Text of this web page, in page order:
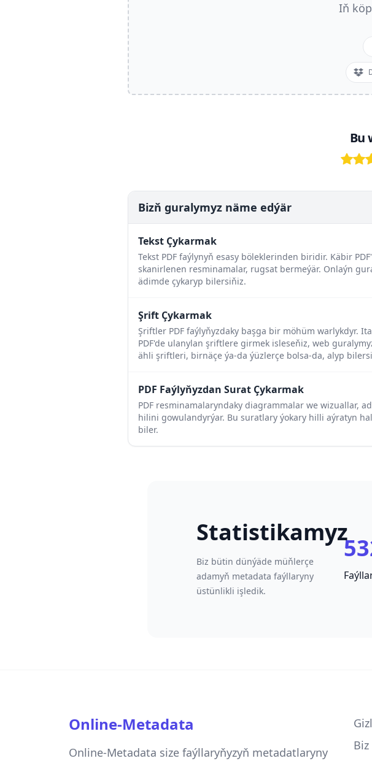
Iň
Bu
Bad
Bizň guralymyz näme edýär
Tekst Çykarmak
Tekst PDF faýlynyň esasy böleklerinden biridir. Käbir
skanirlenen resminamalar, rugsat bermeýär. Onlaýn
ädimde çykaryp bilersiňiz.
Şrift Çykarmak
Şriftler PDF faýlyňyzdaky başga bir möhüm warlykdyr.
PDF'de ulanylan şriftlere girmek isleseňiz, web
ähli şriftleri, birnäçe ýa-da ýüzlerçe bolsa-da, alyp
PDF Faýlyňyzdan Surat Çykarmak
PDF resminamalaryndaky diagrammalar we wizuallar,
hilini gowulandyrýar. Bu suratlary ýokary hilli aýratyn
biler.
Statistikamyz
Biz bütin dünýäde müňlerçe
adamyň metadata faýllaryny
üstünlikli işledik.
Online-Metadata
Online-Metadata size faýllaryňyzyň metadatlaryny